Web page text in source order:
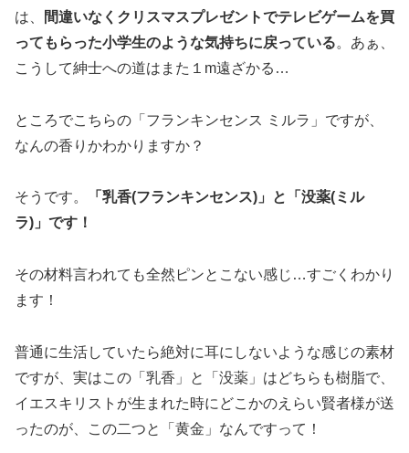
は、
間違いなくクリスマスプレゼントでテレビゲームを買
ってもらった小学生のような気持ちに戻っている。あぁ、
こうして紳士への道はまた１m遠ざかる…
ところでこちらの「フランキンセンス ミルラ」ですが、
なんの香りかわかりますか？
そうです。
「乳香(フランキンセンス)」と「没薬(ミル
ラ)」です！
その材料言われても全然ピンとこない感じ…すごくわかり
ます！
普通に生活していたら絶対に耳にしないような感じの素材
ですが、実はこの「乳香」と「没薬」はどちらも樹脂で、
イエスキリストが生まれた時にどこかのえらい賢者様が送
ったのが、この二つと「黄金」なんですって！